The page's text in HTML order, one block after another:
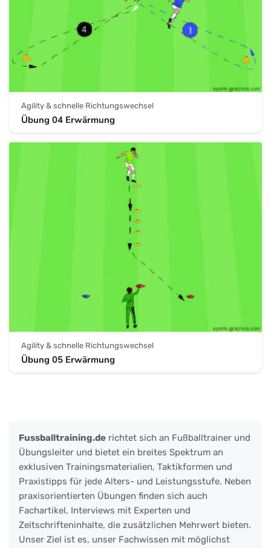
Agility & schnelle Richtungswechsel
Übung 04 Erwärmung
Agility & schnelle Richtungswechsel
Übung 05 Erwärmung
Fussballtraining.de richtet sich an Fußballtrainer und
Übungsleiter und bietet ein breites Spektrum an
exklusiven Trainingsmaterialien, Taktikformen und
Praxistipps für jede Alters- und Leistungsstufe. Neben
praxisorientierten Übungen finden sich auch
Fachartikel, Interviews mit Experten und
Zeitschrifteninhalte, die zusätzlichen Mehrwert bieten.
Unser Ziel ist es, unser Fachwissen mit möglichst